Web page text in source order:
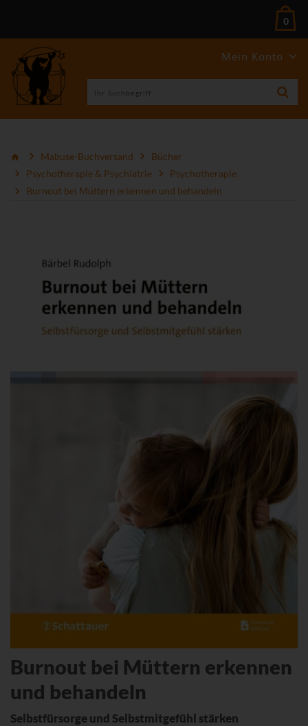
Mein Konto
0
Mabuse-Buchversand
Bücher
Psychotherapie & Psychiatrie
Psychotherapie
Burnout bei Müttern erkennen und behandeln
Burnout bei Müttern erkennen
und behandeln
Selbstfürsorge und Selbstmitgefühl stärken